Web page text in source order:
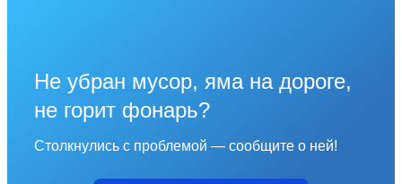
Не убран мусор, яма на дороге,
не горит фонарь?
Столкнулись с проблемой — сообщите о ней!